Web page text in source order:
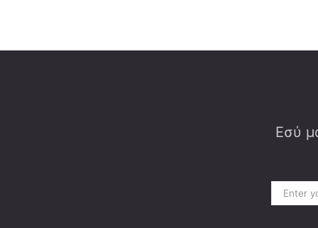
Εσύ